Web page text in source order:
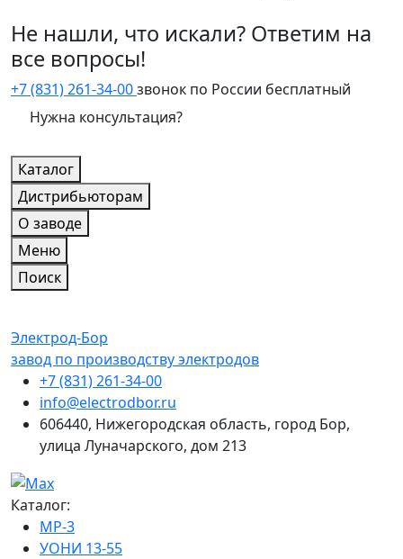
Не нашли, что искали? Ответим на
все вопросы!
+7 (831) 261-34-00звонок по России бесплатный
Нужна консультация?
Каталог
Дистрибьюторам
О заводе
Меню
Поиск
Электрод-Бор
завод по производству электродов
+7 (831) 261-34-00
info@electrodbor.ru
606440, Нижегородская область, город Бор,
улица Луначарского, дом 213
Каталог:
МР-3
УОНИ 13-55